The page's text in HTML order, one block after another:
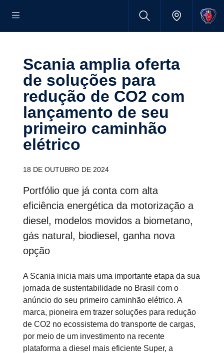
Scania amplia oferta
de soluções para
redução de CO2 com
lançamento de seu
primeiro caminhão
elétrico
18 DE OUTUBRO DE 2024
Portfólio que já conta com alta
eficiência energética da motorização a
diesel, modelos movidos a biometano,
gás natural, biodiesel, ganha nova
opção
A Scania inicia mais uma importante etapa da sua
jornada de sustentabilidade no Brasil com o
anúncio do seu primeiro caminhão elétrico. A
marca, pioneira em trazer soluções para redução
de CO2 no ecossistema do transporte de cargas,
por meio de um investimento na recente
plataforma a diesel mais eficiente Super, a